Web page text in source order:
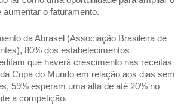
aumentar o faturamento.
da Abrasel (Associação Brasileira de
80% dos estabelecimentos
que haverá crescimento nas receitas
Copa do Mundo em relação aos dias sem
59% esperam uma alta de até 20% no
a competição.